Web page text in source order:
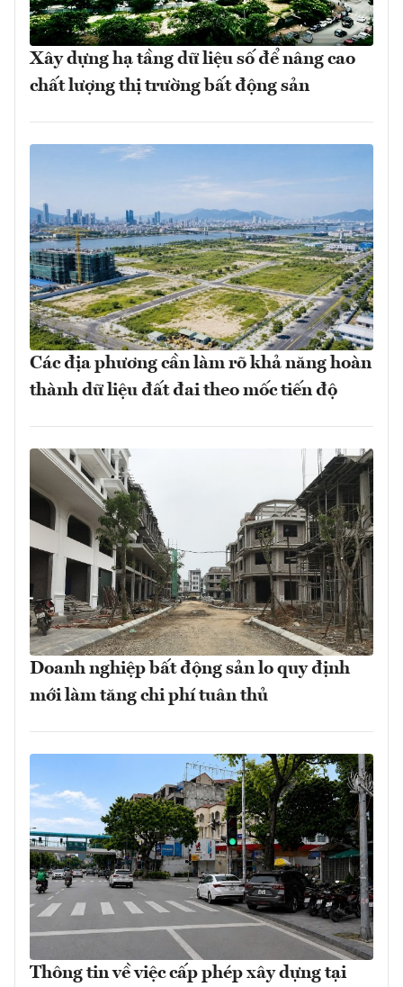
Xây dựng hạ tầng dữ liệu số để nâng cao
chất lượng thị trường bất động sản
Các địa phương cần làm rõ khả năng hoàn
thành dữ liệu đất đai theo mốc tiến độ
Doanh nghiệp bất động sản lo quy định
mới làm tăng chi phí tuân thủ
Thông tin về việc cấp phép xây dựng tại